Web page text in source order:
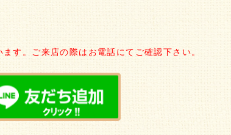
す。ご来店の際はお電話にてご確認下さい。